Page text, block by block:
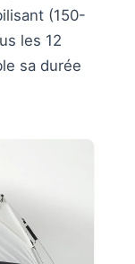
(150-
les 12
sa durée